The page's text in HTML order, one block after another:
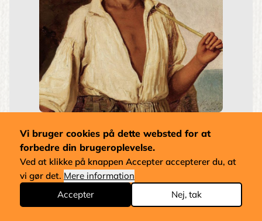
Christen Købke
Stilart:
Dansk Guldalder
Pris fra
1.650 kr.
Email salg@schowkarlsen.dk
Vi bruger cookies på dette websted for at
forbedre din brugeroplevelse.
Ved at klikke på knappen Accepter accepterer du, at
vi gør det. Mere information
Accepter
Nej, tak